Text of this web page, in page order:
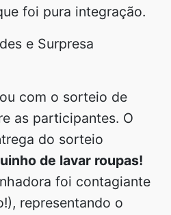
foi pura integração.
e Surpresa
com o sorteio de
as participantes. O
do sorteio
de lavar roupas!
foi contagiante
representando o